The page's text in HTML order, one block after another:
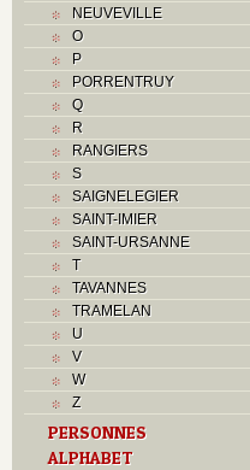
S
U
NEUVEVILLE
O
P
PORRENTRUY
Q
R
RANGIERS
S
SAIGNELEGIER
SAINT-IMIER
SAINT-URSANNE
T
TAVANNES
TRAMELAN
U
V
W
Z
PERSONNES
ALPHABET